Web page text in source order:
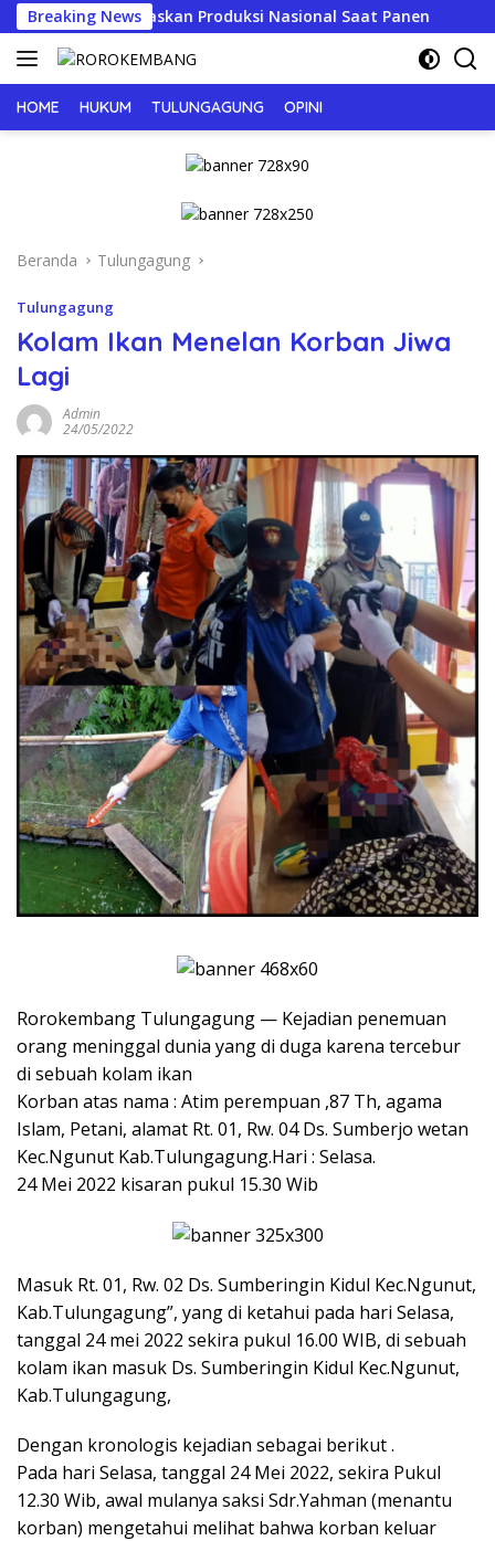
Langsung
ke
konten
Breaking NewsProduksi Nasional Saat Panen JERIT PILU
HOME HUKUM TULUNGAGUNG OPINI
Beranda Tulungagung
Tulungagung
Kolam Ikan Menelan Korban Jiwa
Lagi
Admin
24/05/2022
Rorokembang Tulungagung — Kejadian penemuan
orang meninggal dunia yang di duga karena tercebur
di sebuah kolam ikan
Korban atas nama : Atim perempuan ,87 Th, agama
Islam, Petani, alamat Rt. 01, Rw. 04 Ds. Sumberjo wetan
Kec.Ngunut Kab.Tulungagung.Hari : Selasa.
24 Mei 2022 kisaran pukul 15.30 Wib
Masuk Rt. 01, Rw. 02 Ds. Sumberingin Kidul Kec.Ngunut,
Kab.Tulungagung”, yang di ketahui pada hari Selasa,
tanggal 24 mei 2022 sekira pukul 16.00 WIB, di sebuah
kolam ikan masuk Ds. Sumberingin Kidul Kec.Ngunut,
Kab.Tulungagung,
Dengan kronologis kejadian sebagai berikut .
Pada hari Selasa, tanggal 24 Mei 2022, sekira Pukul
12.30 Wib, awal mulanya saksi Sdr.Yahman (menantu
korban) mengetahui melihat bahwa korban keluar